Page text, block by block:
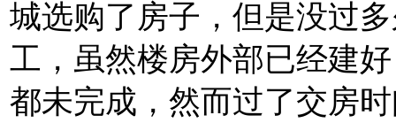
城选购了房子，但是没过
工，虽然楼房外部已经建
都未完成，然而过了交房